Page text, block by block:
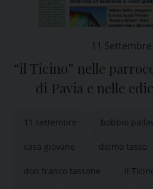
11
“il Ticino” nelle
di Pavia e nelle
11 settembre bobbio
casa giovane delmo tasso
don franco tassone Il